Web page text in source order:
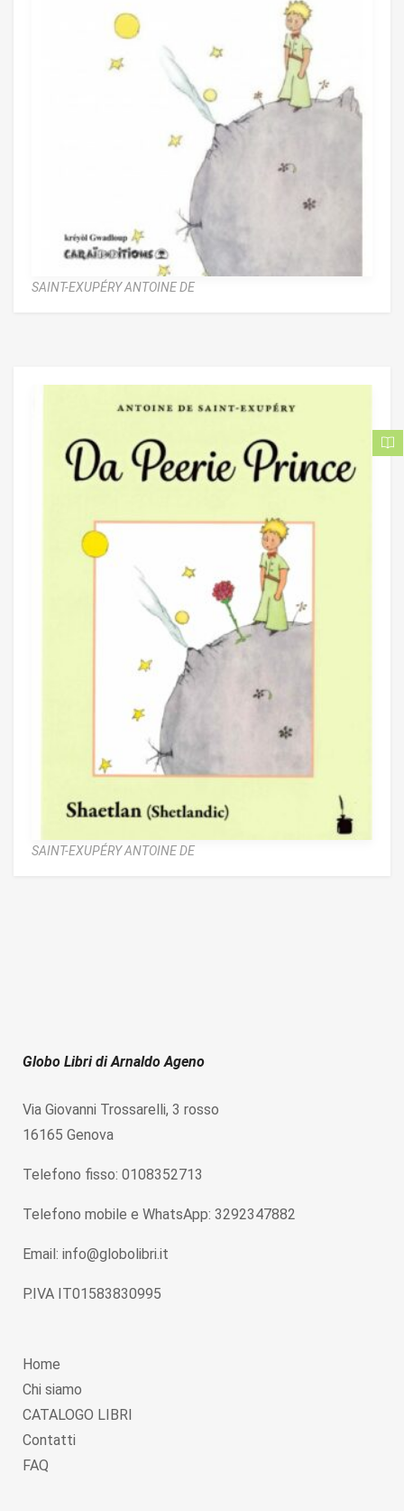
SAINT-EXUPÉRY ANTOINE DE
SAINT-EXUPÉRY ANTOINE DE
Globo Libri di Arnaldo Ageno
Via Giovanni Trossarelli, 3 rosso
16165 Genova
Telefono fisso: 0108352713
Telefono mobile e WhatsApp: 3292347882
Email: info@globolibri.it
P.IVA IT01583830995
Home
Chi siamo
CATALOGO LIBRI
Contatti
FAQ